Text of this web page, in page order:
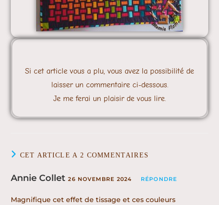
Si cet article vous a plu, vous avez la possibilité de
laisser un commentaire ci-dessous.
Je me ferai un plaisir de vous lire.
CET ARTICLE A 2 COMMENTAIRES
Annie Collet 26 NOVEMBRE 2024 RÉPONDRE
Magnifique cet effet de tissage et ces couleurs